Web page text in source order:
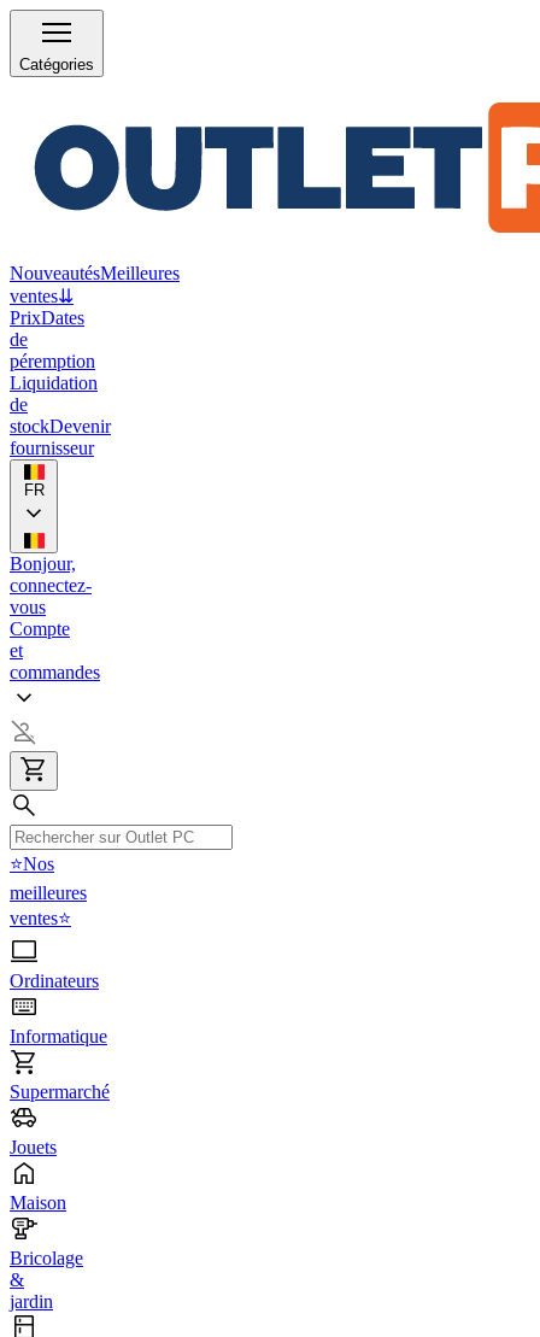
Catégories
NouveautésMeilleures
ventes⇊
PrixDates
de
péremption
Liquidation
de
stockDevenir
fournisseur
FR
Bonjour,
connectez-
vous
Compte
et
commandes
⭐Nos
meilleures
ventes⭐
Ordinateurs
Informatique
Supermarché
Jouets
Maison
Bricolage
&
jardin